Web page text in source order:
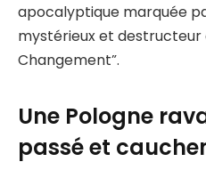
apocalyptique marquée
mystérieux et destructeur
Changement”.
Une Pologne
passé et